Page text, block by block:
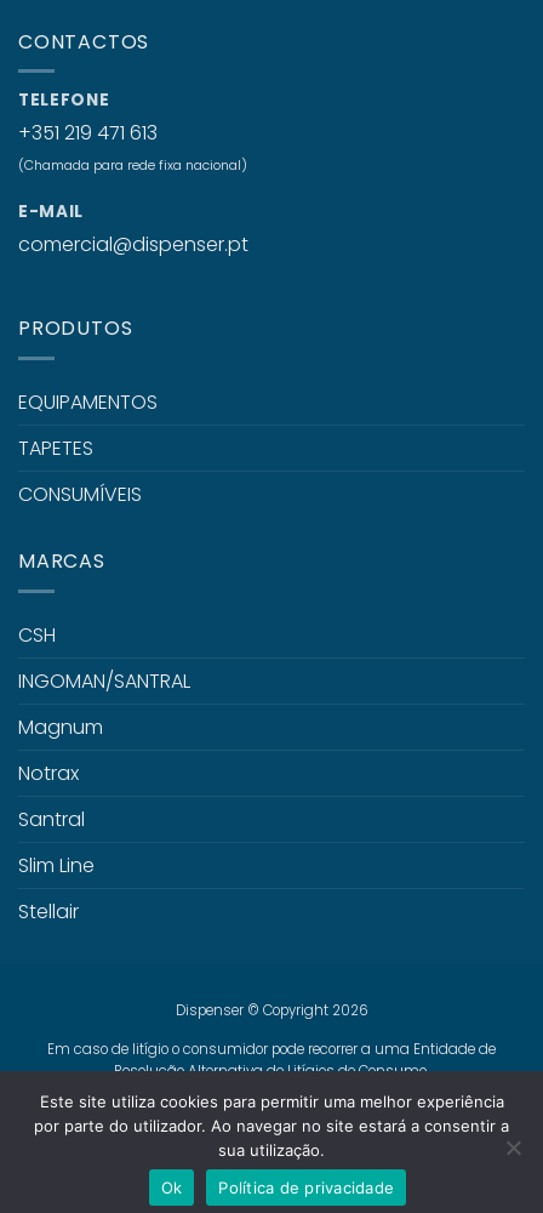
CONTACTOS
TELEFONE
+351 219 471 613
(Chamada para rede fixa nacional)
E-MAIL
comercial@dispenser.pt
PRODUTOS
EQUIPAMENTOS
TAPETES
CONSUMÍVEIS
MARCAS
CSH
INGOMAN/SANTRAL
Magnum
Notrax
Santral
Slim Line
Stellair
Dispenser © Copyright 2026
Em caso de litígio o consumidor pode recorrer a uma Entidade de
Resolução Alternativa de Litígios de Consumo.
Centro de Arbitragem de Conflitos de Consumo de Lisboa
www.centroarbitragemlisboa.pt
Mais informações em Portal do
Consumidorwww.consumidor.pt
Livro de Reclamações Online
Este site utiliza cookies para permitir uma melhor experiência
por parte do utilizador. Ao navegar no site estará a consentir a
sua utilização.
Ok
Política de privacidade